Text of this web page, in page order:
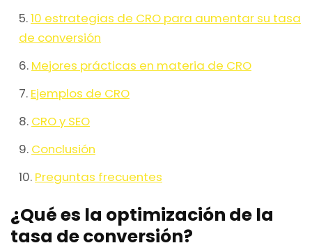
10 estrategias de CRO para aumentar su tasa
de conversión
Mejores prácticas en materia de CRO
Ejemplos de CRO
CRO y SEO
Conclusión
Preguntas frecuentes
¿Qué es la optimización de la
tasa de conversión?